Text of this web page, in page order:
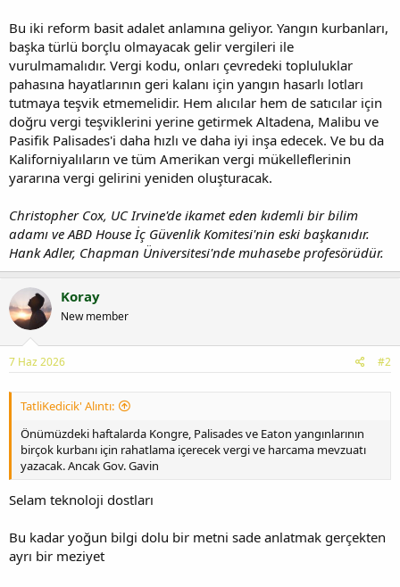
Bu iki reform basit adalet anlamına geliyor. Yangın kurbanları,
başka türlü borçlu olmayacak gelir vergileri ile
vurulmamalıdır. Vergi kodu, onları çevredeki topluluklar
pahasına hayatlarının geri kalanı için yangın hasarlı lotları
tutmaya teşvik etmemelidir. Hem alıcılar hem de satıcılar için
doğru vergi teşviklerini yerine getirmek Altadena, Malibu ve
Pasifik Palisades'i daha hızlı ve daha iyi inşa edecek. Ve bu da
Kaliforniyalıların ve tüm Amerikan vergi mükelleflerinin
yararına vergi gelirini yeniden oluşturacak.
Christopher Cox, UC Irvine'de ikamet eden kıdemli bir bilim
adamı ve ABD House İç Güvenlik Komitesi'nin eski başkanıdır.
Hank Adler, Chapman Üniversitesi'nde muhasebe profesörüdür.
Koray
New member
7 Haz 2026 #2
TatliKedicik' Alıntı:
Önümüzdeki haftalarda Kongre, Palisades ve Eaton yangınlarının
birçok kurbanı için rahatlama içerecek vergi ve harcama mevzuatı
yazacak. Ancak Gov. Gavin
Selam teknoloji dostları
Bu kadar yoğun bilgi dolu bir metni sade anlatmak gerçekten
ayrı bir meziyet